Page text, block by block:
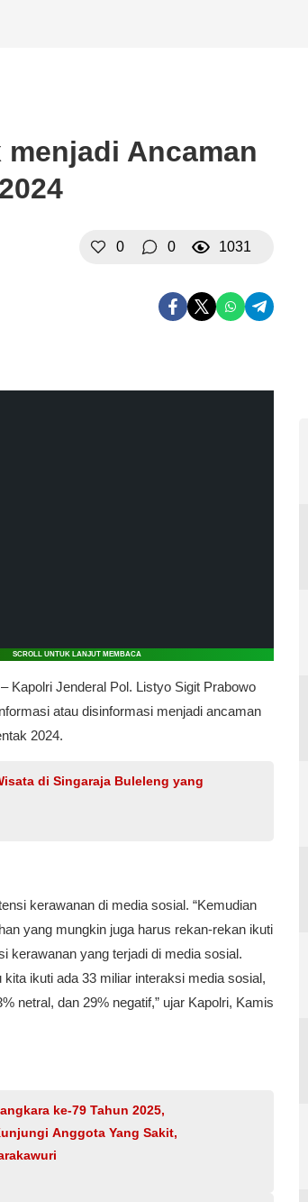
Ancaman
0 0 1031
SCROLL UNTUK LANJUT MEMBACA
Kapolri Jenderal Pol. Listyo Sigit Prabowo
atau disinformasi menjadi ancaman
2024.
di Singaraja Buleleng yang
kerawanan di media sosial. “Kemudian
yang mungkin juga harus rekan-rekan ikuti
kerawanan yang terjadi di media sosial.
kita ikuti ada 33 miliar interaksi media sosial,
netral, dan 29% negatif,” ujar Kapolri, Kamis
ke-79 Tahun 2025,
Anggota Yang Sakit,